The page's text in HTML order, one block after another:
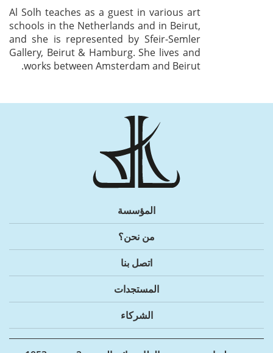
Al Solh teaches as a guest in various art
schools in the Netherlands and in Beirut,
and she is represented by Sfeir-Semler
Gallery, Beirut & Hamburg. She lives and
works between Amsterdam and Beirut.
المؤسسة
من نحن؟
اتصل بنا
المستجدات
الشركاء